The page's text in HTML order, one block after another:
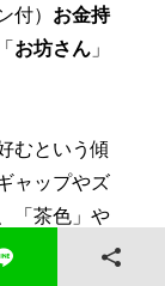
） お金持
お坊さん 」
むという傾
ャップやズ
「茶色」や